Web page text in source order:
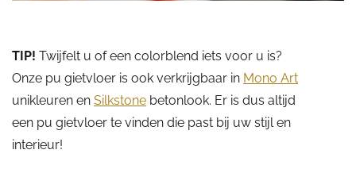
TIP! Twijfelt u of een colorblend iets voor u is?
Onze pu gietvloer is ook verkrijgbaar in Mono Art
unikleuren en Silkstone betonlook. Er is dus altijd
een pu gietvloer te vinden die past bij uw stijl en
interieur!